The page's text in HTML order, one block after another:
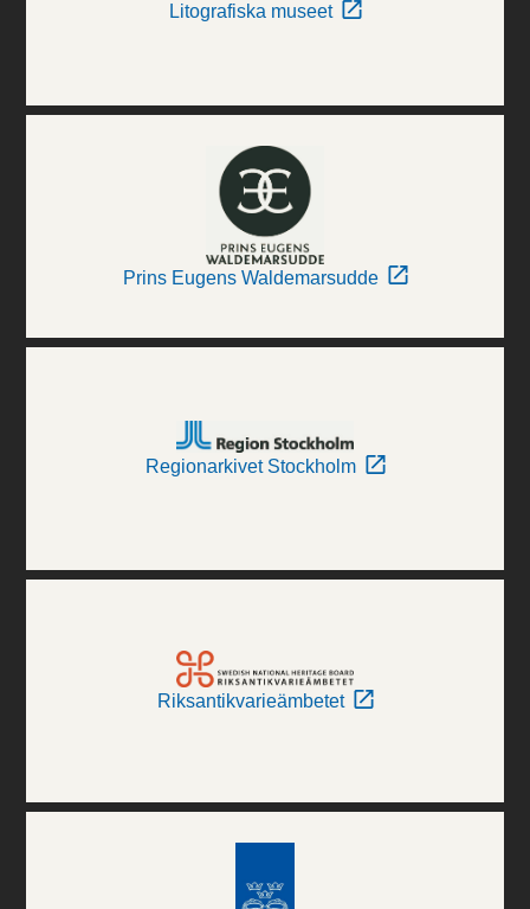
Litografiska museet
Prins Eugens Waldemarsudde
Regionarkivet Stockholm
Riksantikvarieämbetet